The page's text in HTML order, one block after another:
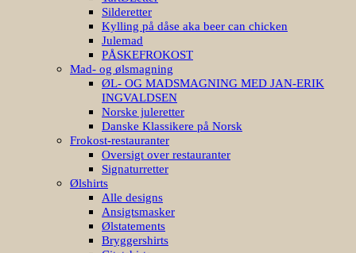
Silderetter
Kylling på dåse aka beer can chicken
Julemad
PÅSKEFROKOST
Mad- og ølsmagning
ØL- OG MADSMAGNING MED JAN-ERIK
INGVALDSEN
Norske juleretter
Danske Klassikere på Norsk
Frokost-restauranter
Oversigt over restauranter
Signaturretter
Ølshirts
Alle designs
Ansigtsmasker
Ølstatements
Bryggershirts